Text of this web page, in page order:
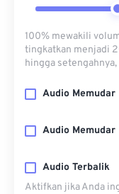
100% mewakili
tingkatkan menjadi
hingga
Audio Memudar
Audio Memudar
Audio Terbalik
Aktifkan jika Anda